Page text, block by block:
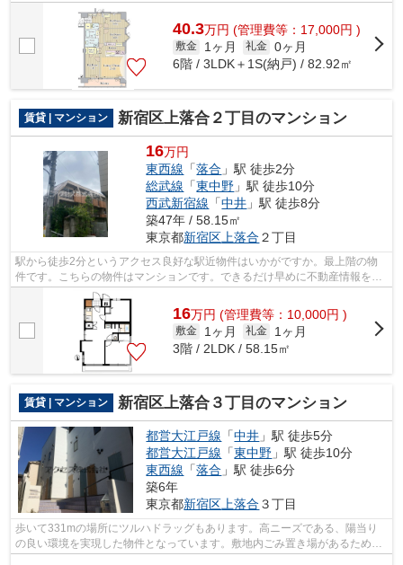
す。敷地内にあるごみ置き場も自由に使...
40.3万円 (管理費等：17,000円 )
敷金 1ヶ月 礼金 0ヶ月
6階 / 3LDK＋1S(納戸) / 82.92㎡
賃貸 | マンション 新宿区上落合２丁目のマンション
16万円
東西線 「落合 」駅 徒歩2分
総武線 「東中野 」駅 徒歩10分
西武新宿線 「中井 」駅 徒歩8分
築47年 / 58.15㎡
東京都新宿区 上落合 ２丁目
駅から徒歩2分というアクセス良好な駅近物件はいかがですか。最上階の物
件です。こちらの物件はマンションです。できるだけ早めに不動産情報を集
めたい方は当社スタッフまでご連絡くだ...
16万円 (管理費等：10,000円 )
敷金 1ヶ月 礼金
1ヶ月
3階 / 2LDK / 58.15㎡
賃貸 | マンション 新宿区上落合３丁目のマンション
都営大江戸線 「中井 」駅 徒歩5分
都営大江戸線 「東中野 」駅 徒歩10分
東西線 「落合 」駅 徒歩6分
築6年
東京都新宿区 上落合 ３丁目
歩いて331mの場所にツルハドラッグもあります。高ニーズである、陽当り
の良い環境を実現した物件となっています。敷地内ごみ置き場があるため気